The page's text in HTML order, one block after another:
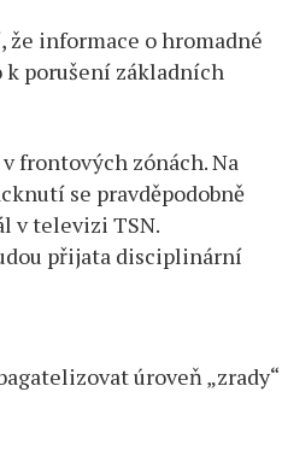
informace o hromadné
porušení základních
frontových zónách. Na
se pravděpodobně
v televizi TSN.
přijata disciplinární
úroveň „zrady“